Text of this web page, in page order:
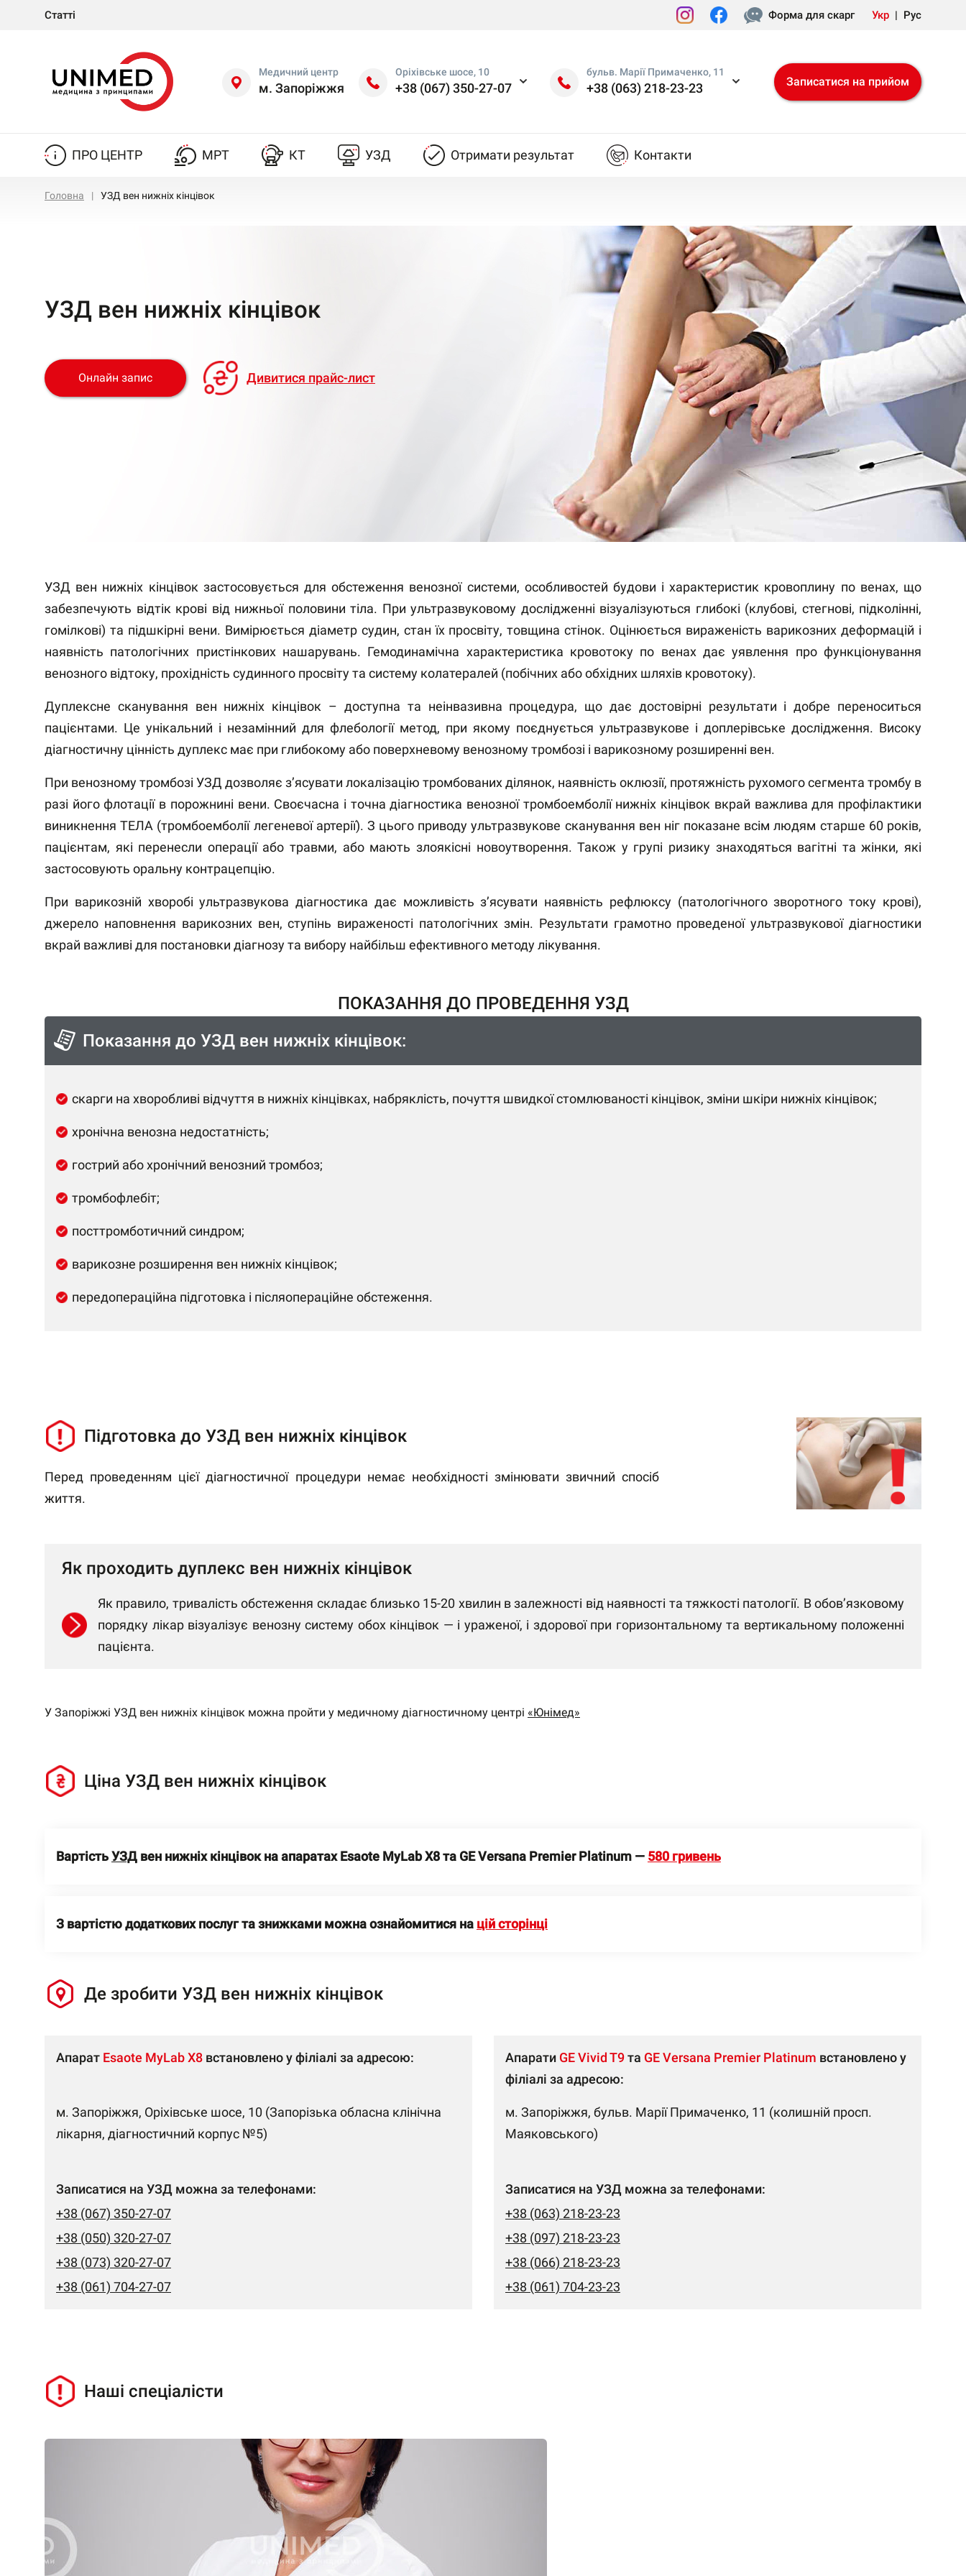
Статті Форма для скарг Укр | Рус
Медичний центр
м. Запоріжжя
Оріхівське шосе, 10
+38 (067) 350-27-07
бульв. Марії Примаченко, 11
+38 (063) 218-23-23 Записатися на прийом
ПРО ЦЕНТР МРТ КТ УЗД Отримати результат Контакти
Головна УЗД вен нижніх кінцівок
УЗД вен нижніх кінцівок
Онлайн запис Дивитися прайс-лист
УЗД вен нижніх кінцівок застосовується для обстеження венозної системи, особливостей будови і характеристик кровоплину по венах, що
забезпечують відтік крові від нижньої половини тіла. При ультразвуковому дослідженні візуалізуються глибокі (клубові, стегнові, підколінні,
гомілкові) та підшкірні вени. Вимірюється діаметр судин, стан їх просвіту, товщина стінок. Оцінюється вираженість варикозних деформацій і
наявність патологічних пристінкових нашарувань. Гемодинамічна характеристика кровотоку по венах дає уявлення про функціонування
венозного відтоку, прохідність судинного просвіту та систему колатералей (побічних або обхідних шляхів кровотоку).
Дуплексне сканування вен нижніх кінцівок – доступна та неінвазивна процедура, що дає достовірні результати і добре переноситься
пацієнтами. Це унікальний і незамінний для флебології метод, при якому поєднується ультразвукове і доплерівське дослідження. Високу
діагностичну цінність дуплекс має при глибокому або поверхневому венозному тромбозі і варикозному розширенні вен.
При венозному тромбозі УЗД дозволяє з’ясувати локалізацію тромбованих ділянок, наявність оклюзії, протяжність рухомого сегмента тромбу в
разі його флотації в порожнині вени. Своєчасна і точна діагностика венозної тромбоемболії нижніх кінцівок вкрай важлива для профілактики
виникнення ТЕЛА (тромбоемболії легеневої артерії). З цього приводу ультразвукове сканування вен ніг показане всім людям старше 60 років,
пацієнтам, які перенесли операції або травми, або мають злоякісні новоутворення. Також у групі ризику знаходяться вагітні та жінки, які
застосовують оральну контрацепцію.
При варикозній хворобі ультразвукова діагностика дає можливість з’ясувати наявність рефлюксу (патологічного зворотного току крові),
джерело наповнення варикозних вен, ступінь вираженості патологічних змін. Результати грамотно проведеної ультразвукової діагностики
вкрай важливі для постановки діагнозу та вибору найбільш ефективного методу лікування.
ПОКАЗАННЯ ДО ПРОВЕДЕННЯ УЗД
Показання до УЗД вен нижніх кінцівок:
скарги на хворобливі відчуття в нижніх кінцівках, набряклість, почуття швидкої стомлюваності кінцівок, зміни шкіри нижніх кінцівок;
хронічна венозна недостатність;
гострий або хронічний венозний тромбоз;
тромбофлебіт;
посттромботичний синдром;
варикозне розширення вен нижніх кінцівок;
передопераційна підготовка і післяопераційне обстеження.
Підготовка до УЗД вен нижніх кінцівок
Перед проведенням цієї діагностичної процедури немає необхідності змінювати звичний спосіб
життя.
Як проходить дуплекс вен нижніх кінцівок
Як правило, тривалість обстеження складає близько 15-20 хвилин в залежності від наявності та тяжкості патології. В обов’язковому
порядку лікар візуалізує венозну систему обох кінцівок — і ураженої, і здорової при горизонтальному та вертикальному положенні
пацієнта.
У Запоріжжі УЗД вен нижніх кінцівок можна пройти у медичному діагностичному центрі «Юнімед»
Ціна УЗД вен нижніх кінцівок
ВартістьУЗД вен нижніх кінцівок на апаратах Esaote MyLab X8 та GE Versana Premier Platinum — 580 гривень
З вартістю додаткових послуг та знижками можна ознайомитися на цій сторінці
Де зробити УЗД вен нижніх кінцівок
Апарат Esaote MyLab X8 встановлено у філіалі за адресою:
м. Запоріжжя, Оріхівське шосе, 10 (Запорізька обласна клінічна
лікарня, діагностичний корпус №5)
Записатися на УЗД можна за телефонами:
+38 (067) 350-27-07
+38 (050) 320-27-07
+38 (073) 320-27-07
+38 (061) 704-27-07
Апарати GE Vivid T9та GE Versana Premier Platinum встановлено у
філіалі за адресою:
м. Запоріжжя, бульв. Марії Примаченко, 11 (колишній просп.
Маяковського)
Записатися на УЗД можна за телефонами:
+38 (063) 218-23-23
+38 (097) 218-23-23
+38 (066) 218-23-23
+38 (061) 704-23-23
Наші спеціалісти